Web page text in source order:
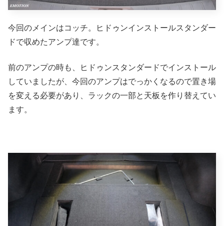
今回のメインはコッチ。ヒドゥンインストールスタンダー
ドで収めたアンプ達です。
前のアンプの時も、ヒドゥンスタンダードでインストール
していましたが、今回のアンプはでっかくなるので置き場
を変える必要があり、ラックの一部と天板を作り替えてい
ます。